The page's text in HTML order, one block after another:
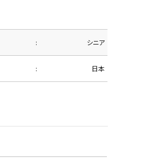
シニア
日本